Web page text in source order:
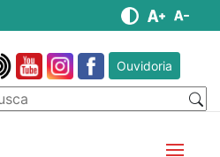
Ouvidoria